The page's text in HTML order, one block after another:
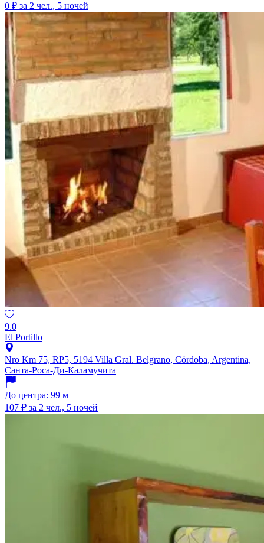
0 ₽ за 2 чел., 5 ночей
9.0
El Portillo
Nro Km 75, RP5, 5194 Villa Gral. Belgrano, Córdoba, Argentina,
Санта-Роса-Ди-Каламучита
До центра: 99 м
107 ₽ за 2 чел., 5 ночей